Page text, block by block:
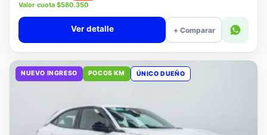
$27.080.000
−5%
Valor cuota $580.350
+ Comparar
NUEVO INGRESO POCOS KM